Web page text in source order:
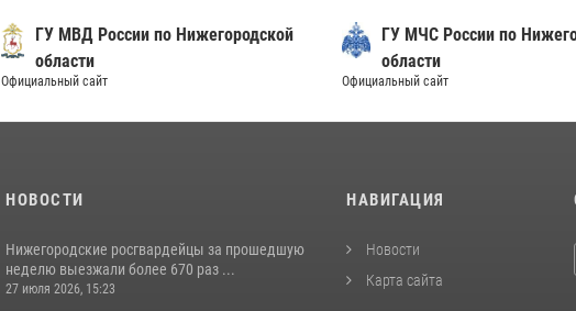
ГУ МВД России по Нижегородской
области
Официальный сайт
ГУ МЧС России по
области
Официальный сайт
НОВОСТИ
Нижегородские росгвардейцы за прошедшую
неделю выезжали более 670 раз ...
27 июля 2026, 15:23
НАВИГАЦИЯ
Новости
Карта сайта